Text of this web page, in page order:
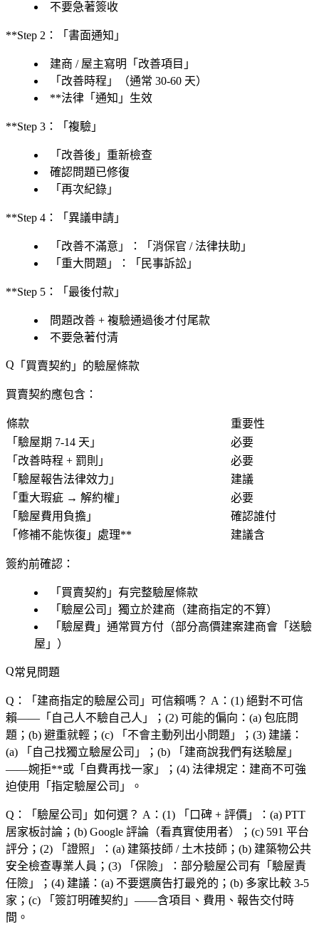
不要急著簽收
**Step 2：「書面通知」
建商 / 屋主寫明「改善項目」
「改善時程」（通常 30-60 天）
**法律「通知」生效
**Step 3：「複驗」
「改善後」重新檢查
確認問題已修復
「再次紀錄」
**Step 4：「異議申請」
「改善不滿意」：「消保官 / 法律扶助」
「重大問題」：「民事訴訟」
**Step 5：「最後付款」
問題改善 + 複驗通過後才付尾款
不要急著付清
「買賣契約」的驗屋條款
買賣契約應包含：
條款
重要性
「驗屋期 7-14 天」
必要
「改善時程 + 罰則」
必要
「驗屋報告法律效力」
建議
「重大瑕疵 → 解約權」
必要
「驗屋費用負擔」
確認誰付
「修補不能恢復」處理**
建議含
簽約前確認 ：
「買賣契約」有完整驗屋條款
「驗屋公司」獨立於建商（建商指定的不算）
「驗屋費」通常買方付（部分高價建案建商會「送驗
屋」）
常見問題
Q：「建商指定的驗屋公司」可信賴嗎？ A：(1) 絕對不可信
賴——「自己人不驗自己人」；(2) 可能的偏向 ：(a) 包庇問
題 ；(b) 避重就輕 ；(c) 「不會主動列出小問題」；(3) 建議 ：
(a) 「自己找獨立驗屋公司」；(b) 「建商說我們有送驗屋」
——婉拒**或「自費再找一家」；(4) 法律規定 ：建商不可強
迫使用「指定驗屋公司」。
Q：「驗屋公司」如何選？ A：(1) 「口碑 + 評價」：(a) PTT
居家板討論；(b) Google 評論 （看真實使用者）；(c) 591 平台
評分 ；(2) 「證照」：(a) 建築技師 / 土木技師 ；(b) 建築物公共
安全檢查專業人員 ；(3) 「保險」：部分驗屋公司有「驗屋責
任險」；(4) 建議 ：(a) 不要選廣告打最兇的；(b) 多家比較 3-5
家 ；(c) 「簽訂明確契約」——含項目、費用、報告交付時
間。